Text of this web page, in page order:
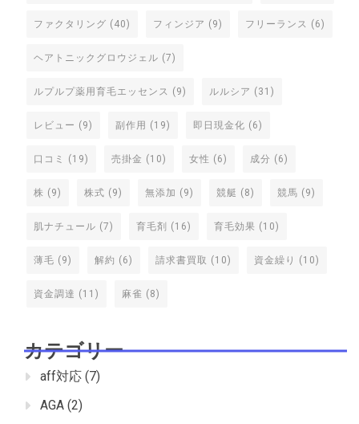
ファクタリング (40) フィンジア (9) フリーランス (6)
ヘアトニックグロウジェル (7)
ルプルプ薬用育毛エッセンス (9) ルルシア (31)
レビュー (9) 副作用 (19) 即日現金化 (6)
口コミ (19) 売掛金 (10) 女性 (6) 成分 (6)
株 (9) 株式 (9) 無添加 (9) 競艇 (8) 競馬 (9)
肌ナチュール (7) 育毛剤 (16) 育毛効果 (10)
薄毛 (9) 解約 (6) 請求書買取 (10) 資金繰り (10)
資金調達 (11) 麻雀 (8)
カテゴリー
aff対応 (7)
AGA (2)